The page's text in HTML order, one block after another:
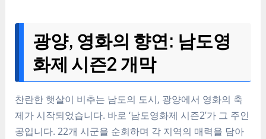
광양, 영화의 향연: 남도영
화제 시즌2 개막
찬란한 햇살이 비추는 남도의 도시, 광양에서 영화의 축
제가 시작되었습니다. 바로 ‘남도영화제 시즌2’가 그 주인
공입니다. 22개 시군을 순회하며 각 지역의 매력을 담아